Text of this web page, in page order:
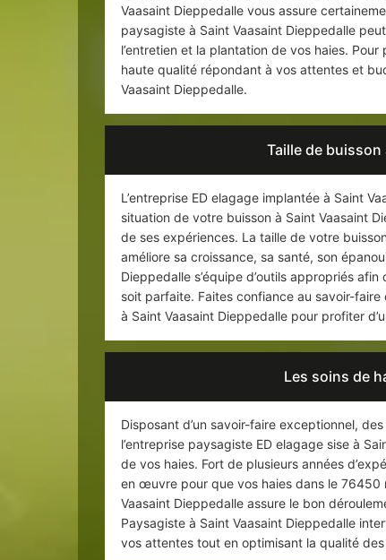
Vaasaint Dieppedalle vous assure
paysagiste à Saint Vaasaint Dieppedalle
l’entretien et la plantation de vos haies.
haute qualité répondant à vos attentes et
Vaasaint Dieppedalle.
Taille de buisson
L’entreprise ED elagage implantée à Saint
situation de votre buisson à Saint Vaasaint
de ses expériences. La taille de votre
améliore sa croissance, sa santé, son
Dieppedalle s’équipe d’outils appropriés
soit parfaite. Faites confiance au savoir-faire
à Saint Vaasaint Dieppedalle pour profiter
Les soins de
Disposant d’un savoir-faire exceptionnel,
l’entreprise paysagiste ED elagage sise à
de vos haies. Fort de plusieurs années
en œuvre pour que vos haies dans le 76450
Vaasaint Dieppedalle assure le bon
Paysagiste à Saint Vaasaint Dieppedalle
vos attentes tout en optimisant la qualité